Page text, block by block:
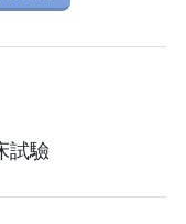
試驗